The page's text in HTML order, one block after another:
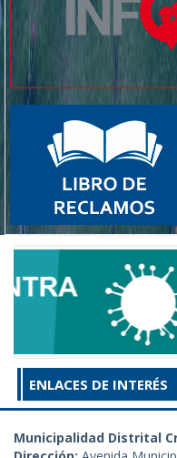
ENLACES DE INTERÉS
Municipalidad Distrital